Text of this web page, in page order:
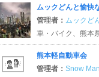
ムックどんと愉快
管理者： ムックど
車・バイク、熊本
熊本軽自動車会
管理者： Snow Man